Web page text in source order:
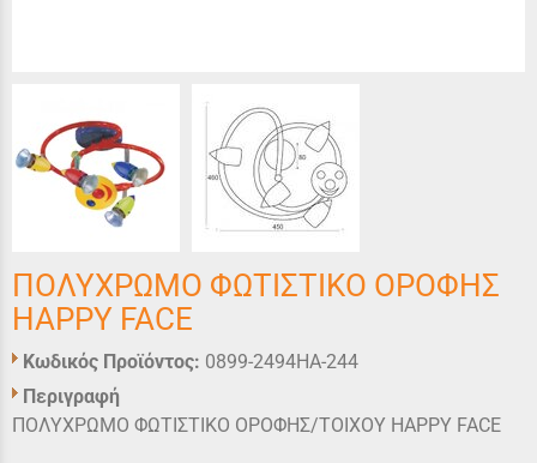
ΠΟΛΥΧΡΩΜΟ ΦΩΤΙΣΤΙΚΟ ΟΡΟΦΗΣ
HAPPY FACE
Κωδικός Προϊόντος: 0899-2494HA-244
Περιγραφή
ΠΟΛΥΧΡΩΜΟ ΦΩΤΙΣΤΙΚΟ ΟΡΟΦΗΣ/TOIXOY HAPPY FACE